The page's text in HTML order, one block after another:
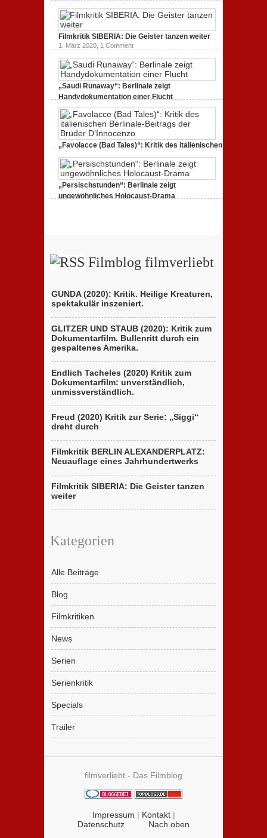
Neuauflage eines Jahrhundertwerks
1. März 2020,2 Comments
Filmkritik SIBERIA: Die Geister tanzen weiter
1. März 2020, 1 Comment
„Saudi Runaway“: Berlinale zeigt
Handydokumentation einer Flucht
„Favolacce (Bad Tales)“: Kritik des italienischen
Berlinale-Beitrags der Brüder D’Innocenzo
25. Februar 2020,2 Comments
„Persischstunden“: Berlinale zeigt
ungewöhnliches Holocaust-Drama
Filmblog filmverliebt
GUNDA (2020): Kritik. Heilige Kreaturen,
spektakulär inszeniert.
GLITZER UND STAUB (2020): Kritik zum
Dokumentarfilm. Bullenritt durch ein
gespaltenes Amerika.
Endlich Tacheles (2020) Kritik zum
Dokumentarfilm: unverständlich,
unmissverständlich.
Freud (2020) Kritik zur Serie: „Siggi“
dreht durch
Filmkritik BERLIN ALEXANDERPLATZ:
Neuauflage eines Jahrhundertwerks
Filmkritik SIBERIA: Die Geister tanzen
weiter
Kategorien
Alle Beiträge
Blog
Filmkritiken
News
Serien
Serienkritik
Specials
Trailer
filmverliebt - Das Filmblog
Impressum | Kontakt|
Datenschutz
Nach oben